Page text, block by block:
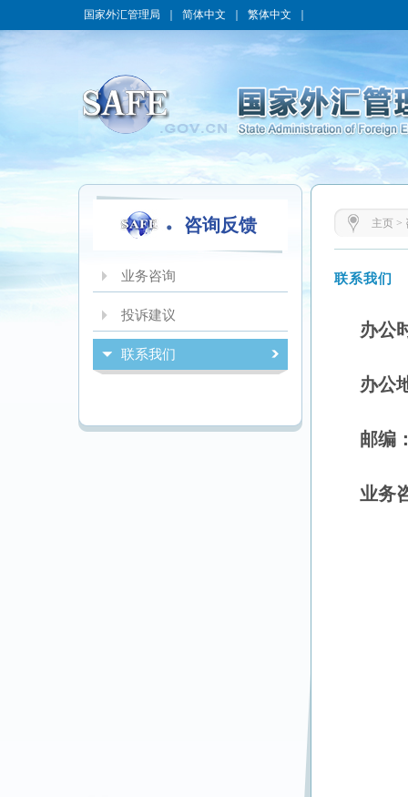
国家外汇管理局 简体中文 繁体中文
咨询反馈
业务咨询
投诉建议
联系我们
主页 >
联系我们
办公
办公
邮编
业务